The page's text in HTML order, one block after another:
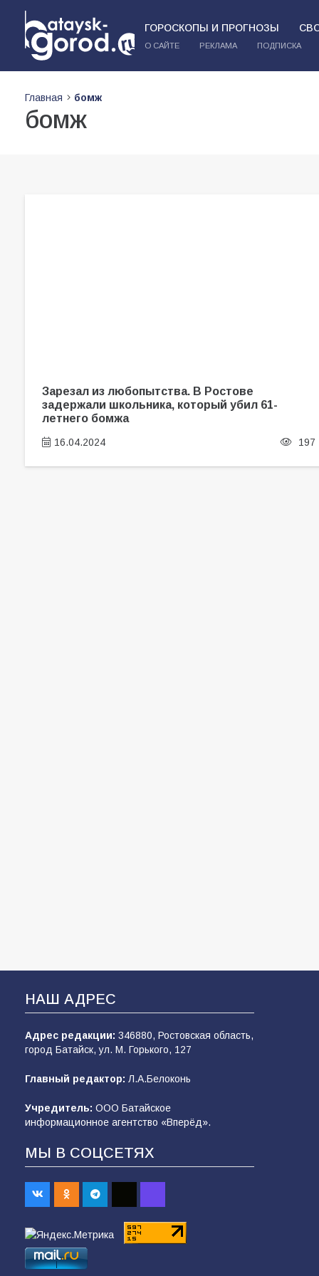
ГОРОСКОПЫ И ПРОГНОЗЫ
О САЙТЕ РЕКЛАМА ПОДПИСКА
Главная бомж
бомж
Зарезал из любопытства. В Ростове
задержали школьника, который убил 61-
летнего бомжа
16.04.2024 197
НАШ АДРЕС
Адрес редакции: 346880, Ростовская область,
город Батайск, ул. М. Горького, 127
Главный редактор: Л.А.Белоконь
Учредитель: ООО Батайское
информационное агентство «Вперёд».
МЫ В СОЦСЕТЯХ